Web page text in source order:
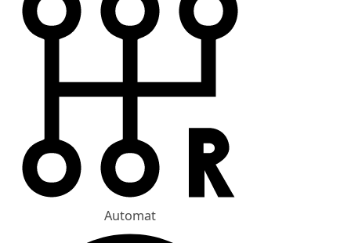
Automat